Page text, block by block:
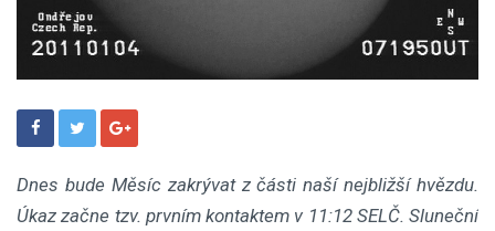
Dnes bude Měsíc zakrývat z části naší nejbližší hvězdu.
Úkaz začne tzv. prvním kontaktem v 11:12 SELČ. Sluneční